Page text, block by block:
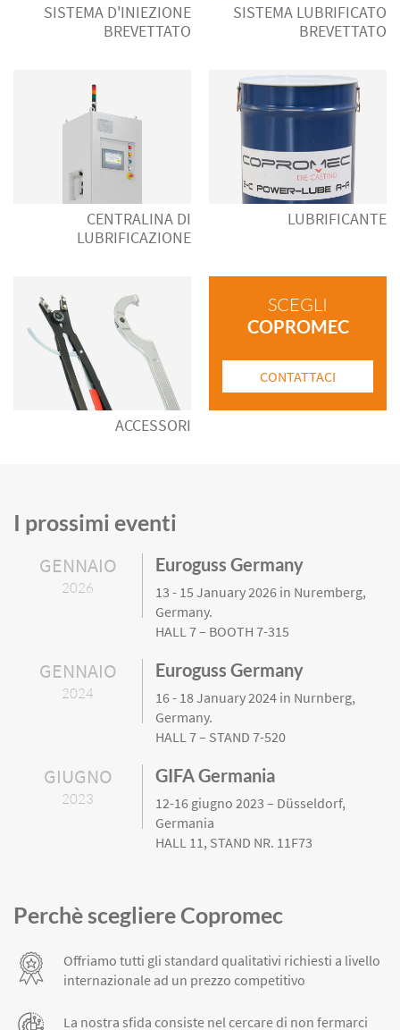
SISTEMA D'INIEZIONE
BREVETTATO
SISTEMA LUBRIFICATO
BREVETTATO
CENTRALINA DI
LUBRIFICAZIONE
LUBRIFICANTE
ACCESSORI
SCEGLI
COPROMEC
CONTATTACI
I prossimi eventi
GENNAIO
2026
Euroguss Germany
13 - 15 January 2026 in Nuremberg,
Germany.
HALL 7 – BOOTH 7-315
GENNAIO
2024
Euroguss Germany
16 - 18 January 2024 in Nurnberg,
Germany.
HALL 7 – STAND 7-520
GIUGNO
2023
GIFA Germania
12-16 giugno 2023 – Düsseldorf,
Germania
HALL 11, STAND NR. 11F73
Perchè scegliere Copromec
Offriamo tutti gli standard qualitativi richiesti a livello
internazionale ad un prezzo competitivo
La nostra sfida consiste nel cercare di non fermarci